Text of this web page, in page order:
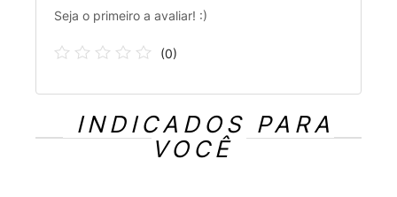
Seja o primeiro a avaliar! :)
(0)
INDICADOS PARA
VOCÊ